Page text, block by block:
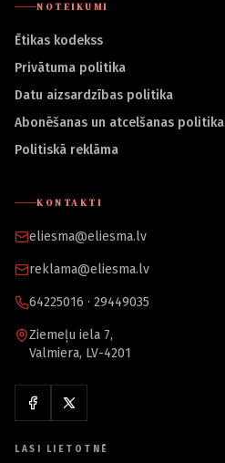
NOTEIKUMI
Ētikas kodekss
Privātuma politika
Datu aizsardzības politika
Abonēšanas un atcelšanas politika
Politiskā reklāma
KONTAKTI
eliesma@eliesma.lv
reklama@eliesma.lv
64225016 · 29449035
Ziemeļu iela 7,
Valmiera, LV-4201
LASI LIETOTNĒ